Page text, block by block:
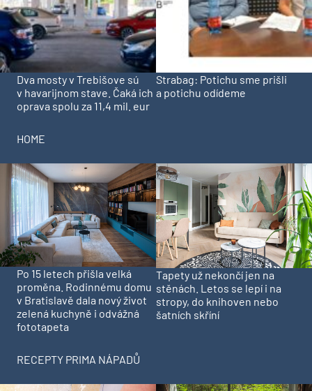
Dva mosty v Trebišove sú
v havarijnom stave. Čaká ich
oprava spolu za 11,4 mil. eur
Strabag: Potichu sme prišli
a potichu odídeme
HOME
Po 15 letech přišla velká
proměna. Rodinnému domu
v Bratislavě dala nový život
zelená kuchyně i odvážná
fototapeta
Tapety už nekončí jen na
stěnách. Letos se lepí i na
stropy, do knihoven nebo
šatních skříní
RECEPTY PRIMA NÁPADŮ